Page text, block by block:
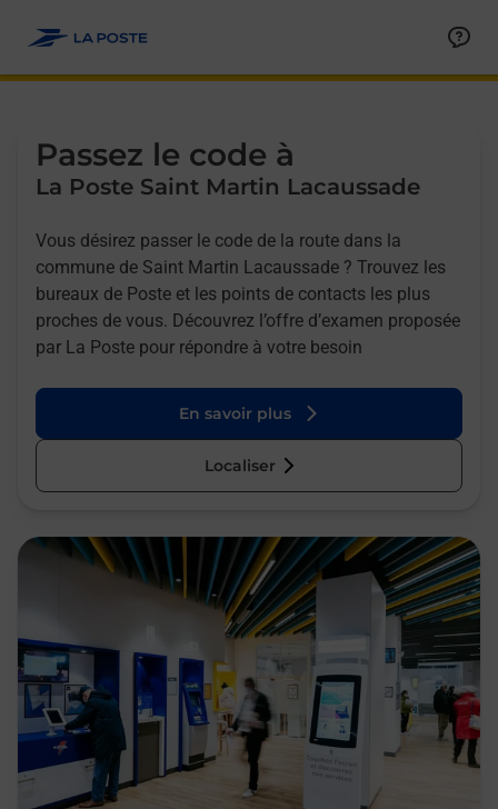
Passez le code à
La Poste Saint Martin Lacaussade
Vous désirez passer le code de la route dans la
commune de Saint Martin Lacaussade ? Trouvez les
bureaux de Poste et les points de contacts les plus
proches de vous. Découvrez l’offre d’examen proposée
par La Poste pour répondre à votre besoin
En savoir plus
Localiser